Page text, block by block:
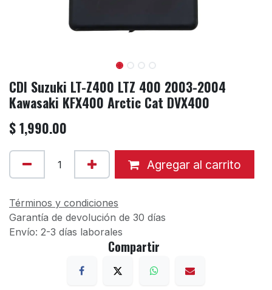
CDI Suzuki LT-Z400 LTZ 400 2003-2004
Kawasaki KFX400 Arctic Cat DVX400
$1,990.00
Agregar al carrito
Términos y condiciones
Garantía de devolución de 30 días
Envío: 2-3 días laborales
Compartir